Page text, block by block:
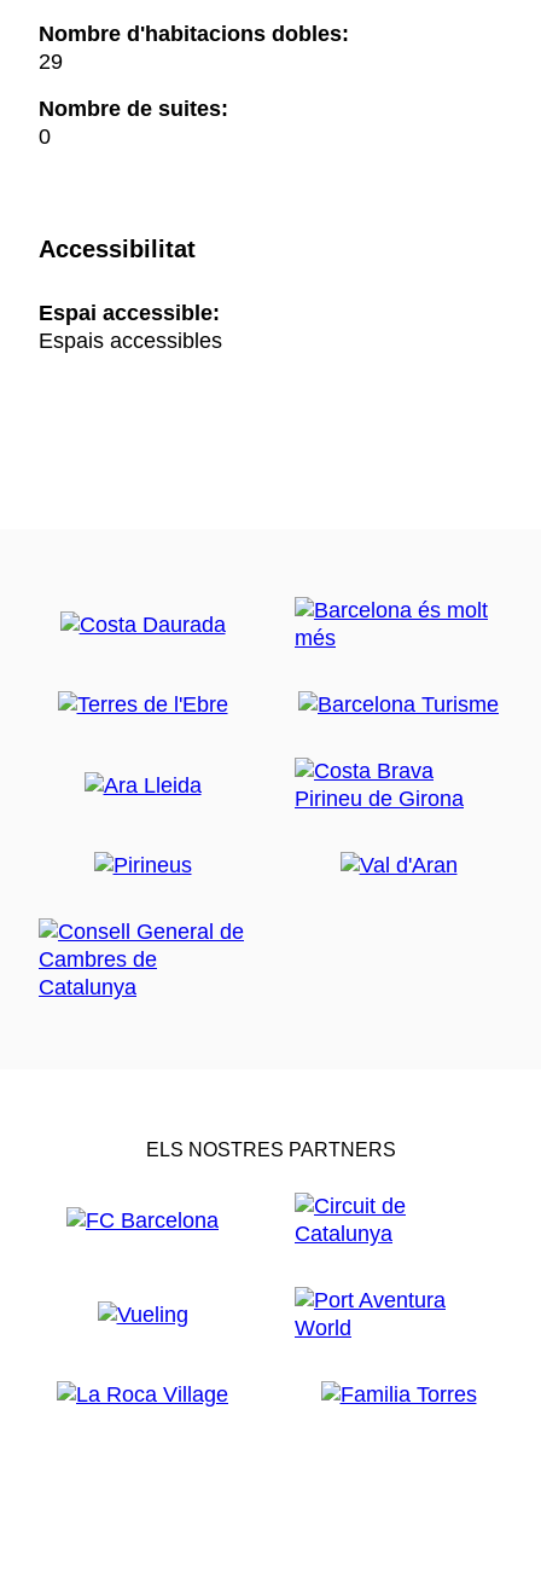
Nombre d'habitacions dobles:
29
Nombre de suites:
0
Accessibilitat
Espai accessible:
Espais accessibles
ELS NOSTRES PARTNERS